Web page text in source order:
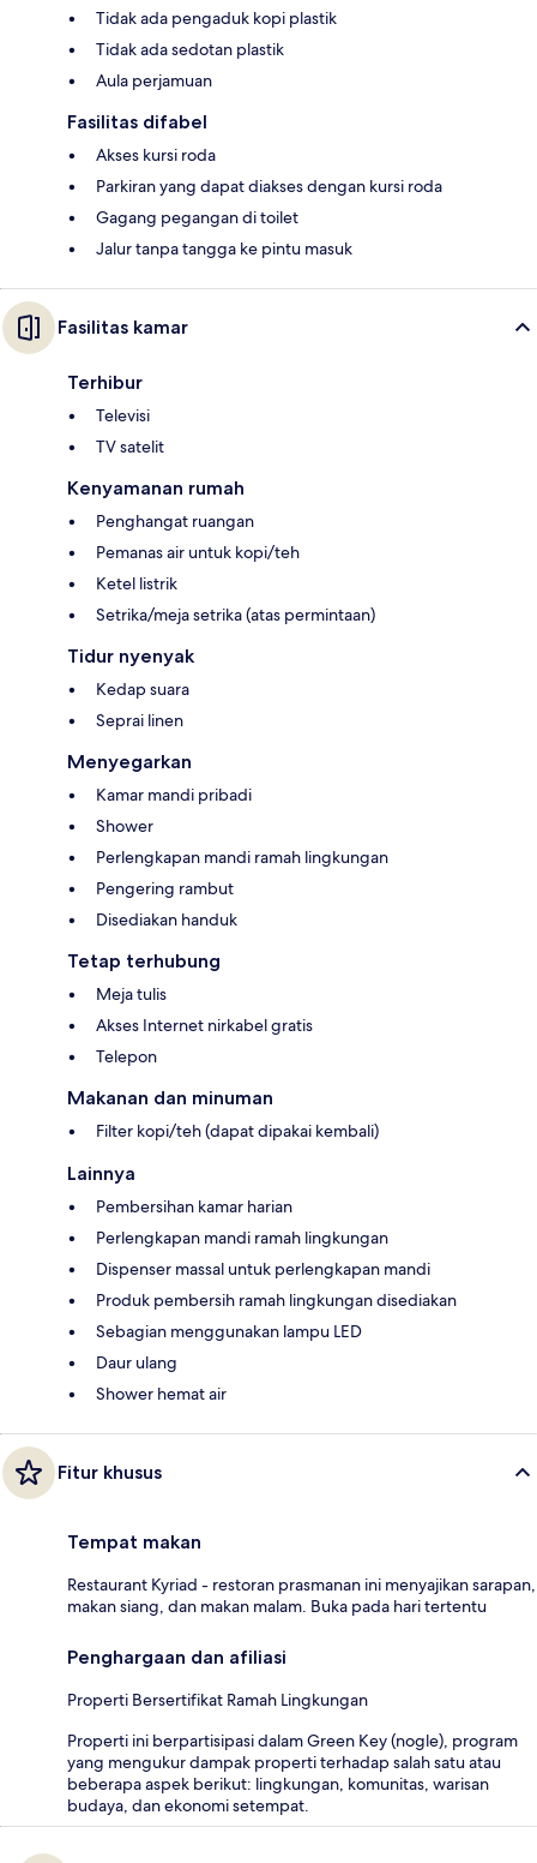
Tidak ada pengaduk kopi plastik
Tidak ada sedotan plastik
Aula perjamuan
Fasilitas difabel
Akses kursi roda
Parkiran yang dapat diakses dengan kursi roda
Gagang pegangan di toilet
Jalur tanpa tangga ke pintu masuk
Fasilitas kamar
Terhibur
Televisi
TV satelit
Kenyamanan rumah
Penghangat ruangan
Pemanas air untuk kopi/teh
Ketel listrik
Setrika/meja setrika (atas permintaan)
Tidur nyenyak
Kedap suara
Seprai linen
Menyegarkan
Kamar mandi pribadi
Shower
Perlengkapan mandi ramah lingkungan
Pengering rambut
Disediakan handuk
Tetap terhubung
Meja tulis
Akses Internet nirkabel gratis
Telepon
Makanan dan minuman
Filter kopi/teh (dapat dipakai kembali)
Lainnya
Pembersihan kamar harian
Perlengkapan mandi ramah lingkungan
Dispenser massal untuk perlengkapan mandi
Produk pembersih ramah lingkungan disediakan
Sebagian menggunakan lampu LED
Daur ulang
Shower hemat air
Fitur khusus
Tempat makan
Restaurant Kyriad - restoran prasmanan ini menyajikan sarapan,
makan siang, dan makan malam. Buka pada hari tertentu
Penghargaan dan afiliasi
Properti Bersertifikat Ramah Lingkungan
Properti ini berpartisipasi dalam Green Key (nogle), program
yang mengukur dampak properti terhadap salah satu atau
beberapa aspek berikut: lingkungan, komunitas, warisan
budaya, dan ekonomi setempat.